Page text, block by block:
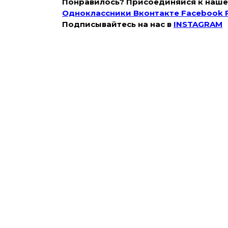
Одноклассники Вконтакте Facebook
Подписывайтесь на наc в INSTAGRAM